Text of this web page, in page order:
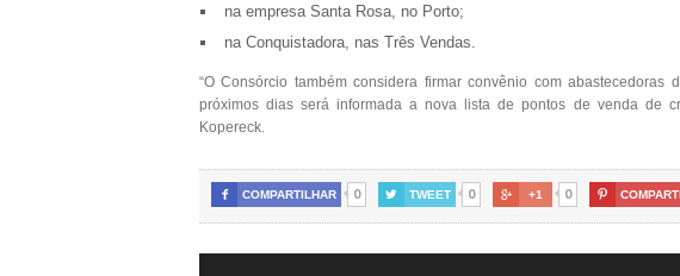
na empresa Santa Rosa, no Porto;
na Conquistadora, nas Três Vendas.
“O Consórcio também considera firmar convênio com
próximos dias será informada a nova lista de pontos de venda de
Kopereck.
 COMPARTILHAR 0  TWEET 0  +1 0 